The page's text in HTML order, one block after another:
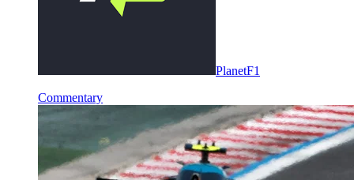
PlanetF1
Commentary